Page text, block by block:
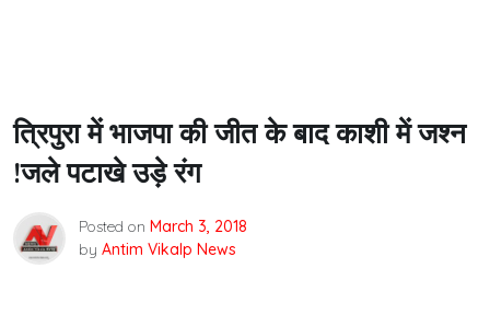
त्रिपुरा में भाजपा की जीत के बाद काशी में जश्न
!जले पटाखे उड़े रंग
Posted on March 3, 2018
by Antim Vikalp News